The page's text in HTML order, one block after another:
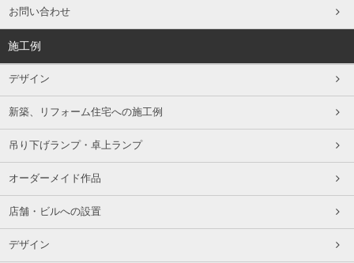
お問い合わせ
施工例
デザイン
新築、リフォーム住宅への施工例
吊り下げランプ・卓上ランプ
オーダーメイド作品
店舗・ビルへの設置
デザイン